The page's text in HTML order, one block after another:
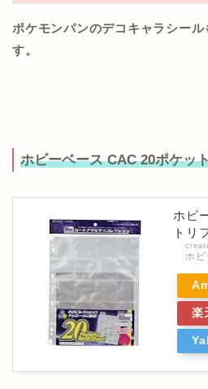
ポケモンパンのデコキャラシー
す。
ホビーベース CAC 20ポケッ
ホビ
トリ
ホ
楽